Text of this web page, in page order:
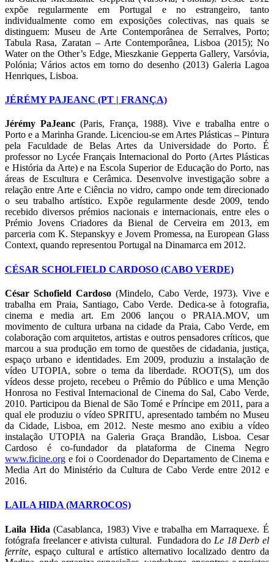
expõe regularmente em Portugal e no estrangeiro, tanto
individualmente como em exposições colectivas, nas quais se
distinguem: Museu de Arte Contemporânea de Serralves, Porto;
Tabula Rasa, Zaratan – Arte Contemporânea, Lisboa (2015); No
Water on the Other’s Edge, Mieszkanie Gepperta Gallery, Varsóvia,
Polónia; Vários actos em torno do desenho (2013) Galeria Lagoa
Henriques, Lisboa.
JÉRÉMY PAJEANC (PT | FRANÇA)
Jérémy PaJeanc(Paris, França, 1988). Vive e trabalha entre o
Porto e a Marinha Grande. Licenciou-se em Artes Plásticas – Pintura
pela Faculdade de Belas Artes da Universidade do Porto. É
professor no Lycée Français Internacional do Porto (Artes Plásticas
e História da Arte) e na Escola Superior de Educação do Porto, nas
áreas de Escultura e Cerâmica. Desenvolve investigação sobre a
relação entre Arte e Ciência no vidro, campo onde tem direcionado
o seu trabalho artístico. Expõe regularmente desde 2009, tendo
recebido diversos prémios nacionais e internacionais, entre eles o
Prémio Jovens Criadores da Bienal de Cerveira em 2013, em
parceria com K. Stepanskyy e Jovem Promessa, na European Glass
Context, quando representou Portugal na Dinamarca em 2012.
CÉSAR SCHOLFIELD CARDOSO (CABO VERDE)
César Schofield Cardoso (Mindelo, Cabo Verde, 1973). Vive e
trabalha em Praia, Santiago, Cabo Verde. Dedica-se à fotografia,
cinema e media art. Em 2006 lançou o PRAIA.MOV, um
movimento de cultura urbana na cidade da Praia, Cabo Verde, em
colaboração com arquitetos, artistas e outros pensadores críticos, que
marcou a sua produção em torno de questões de cidadania, justiça,
espaço urbano e identidades. Em 2009, produziu a instalação de
vídeo UTOPIA, sobre o tema da liberdade. ROOT(S), um dos
vídeos desse projeto, recebeu o Prêmio do Público e uma Menção
Honrosa no Festival Internacional de Cinema do Sal, Cabo Verde,
2010. Participou da Bienal de São Tomé e Príncipe em 2011, para a
qual ele produziu o vídeo SPRITU, apresentado também no Museu
da Cidade, Lisboa, em 2012. Neste mesmo ano exibiu a vídeo
instalação UTOPIA na Galeria Graça Brandão, Lisboa. Cesar
Cardoso é co-fundador da plataforma de Cinema Negro
www.ficine.org e foi o Coordenador do Departamento de Cinema e
Media Art do Ministério da Cultura de Cabo Verde entre 2012 e
2016.
LAILA HIDA (MARROCOS)
Laila Hida (Casablanca, 1983) Vive e trabalha em Marraquexe. É
fotógrafa freelancer e ativista cultural. Fundadora do Le 18 Derb el
ferrite, espaço cultural e artístico alternativo localizado dentro da